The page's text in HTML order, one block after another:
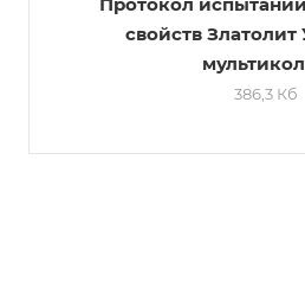
свойств Златолит
386,3 Кб